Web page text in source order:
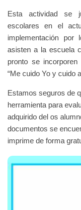
Esta actividad se
escolares en el
implementación
asisten a la escuela
pronto se
“Me cuido Yo y cuido
Estamos seguros de
herramienta para
adquirido del os
documentos se
imprime de forma